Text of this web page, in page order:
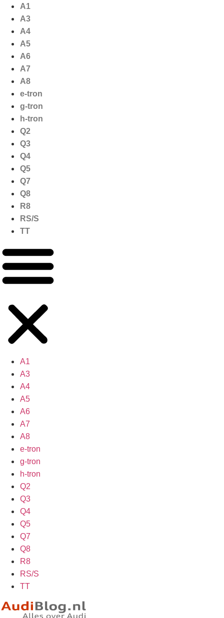
naar
inhoud
A1
A3
A4
A5
A6
A7
A8
e-tron
g-tron
h-tron
Q2
Q3
Q4
Q5
Q7
Q8
R8
RS/S
TT
A1
A3
A4
A5
A6
A7
A8
e-tron
g-tron
h-tron
Q2
Q3
Q4
Q5
Q7
Q8
R8
RS/S
TT